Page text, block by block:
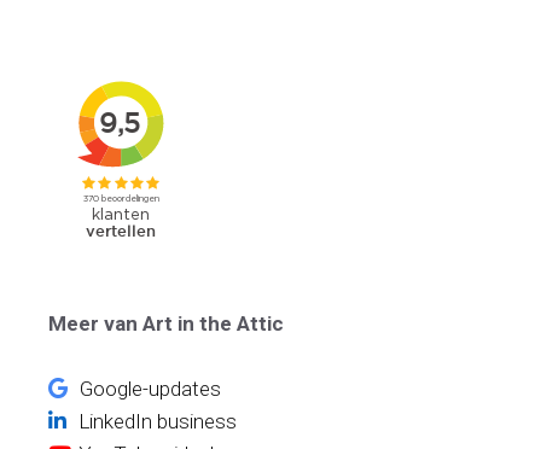
Meer van Art in the Attic
Google-updates
LinkedIn business